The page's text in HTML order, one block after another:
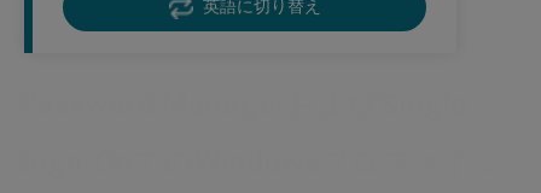
英語に切り替え